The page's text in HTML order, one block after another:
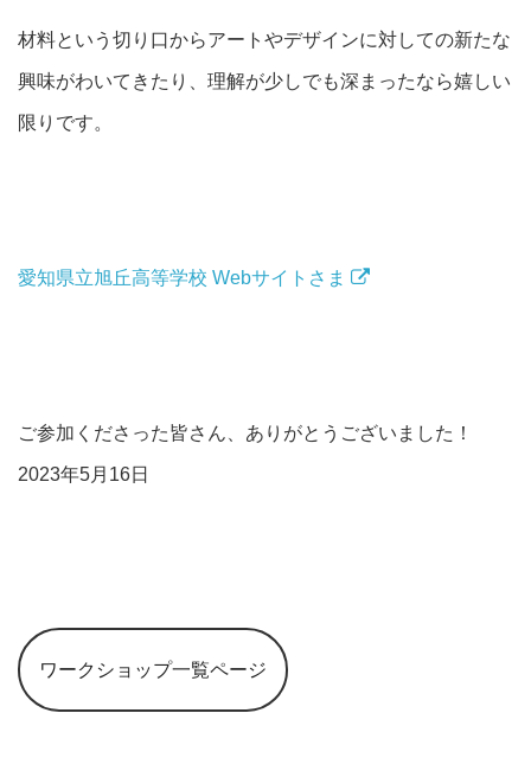
材料という切り口からアートやデザインに対しての新たな
興味がわいてきたり、理解が少しでも深まったなら嬉しい
限りです。
愛知県立旭丘高等学校 Webサイトさま
ご参加くださった皆さん、ありがとうございました！
2023年5月16日
ワークショップ一覧ページ